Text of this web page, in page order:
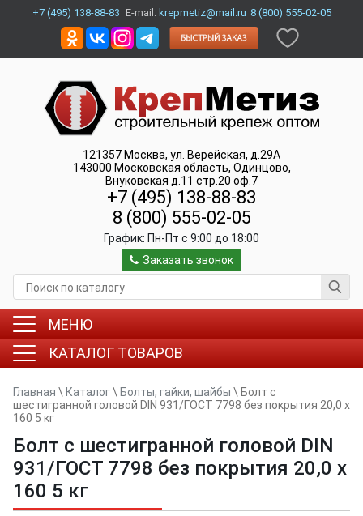
+7 (495) 138-88-83 E-mail: krepmetiz@mail.ru 8 (800) 555-02-05
121357 Москва, ул. Верейская, д.29А
143000 Московская область, Одинцово,
Внуковская д.11 стр.20 оф.7
+7 (495) 138-88-83
8 (800) 555-02-05
График: Пн-Пт c 9:00 до 18:00
Заказать звонок
МЕНЮ
КАТАЛОГ ТОВАРОВ
Главная \ Каталог\ Болты, гайки, шайбы \ Болт с
шестигранной головой DIN 931/ГОСТ 7798 без покрытия 20,0 x
160 5 кг
Болт с шестигранной головой DIN
931/ГОСТ 7798 без покрытия 20,0 x
160 5 кг